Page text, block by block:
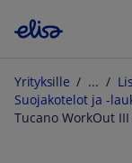
Yrityksille
Suojakotelot ja -